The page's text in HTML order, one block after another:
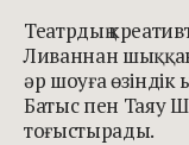
Театрдың
Ливаннан
әр шоуға
Батыс пен Таяу
тоғыстырады.